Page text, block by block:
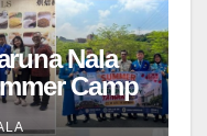
Nala
Camp
Taiwan